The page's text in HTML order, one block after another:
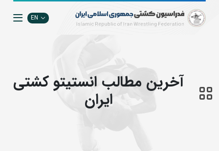
EN
آخرین مطالب انستيتو كشتي
ايران